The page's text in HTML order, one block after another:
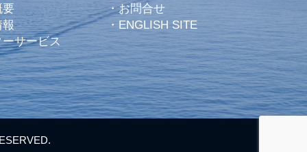
要
報
サービス
・お問合せ
・ ENGLISH SITE